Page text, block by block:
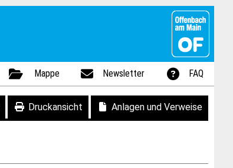
Mappe Newsletter FAQ
Druckansicht Anlagen und Verweise